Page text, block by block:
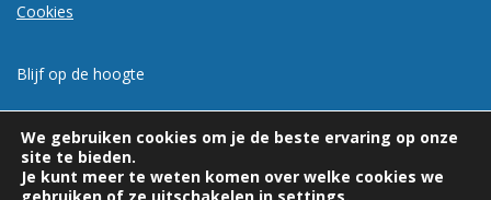
Cookies
Blijf op de hoogte
We gebruiken cookies om je de beste ervaring op onze
site te bieden.
Je kunt meer te weten komen over welke cookies we